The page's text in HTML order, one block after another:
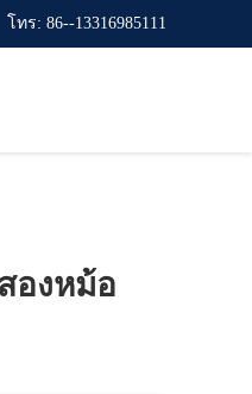
โทร: 86--13316985111
องหม้อ